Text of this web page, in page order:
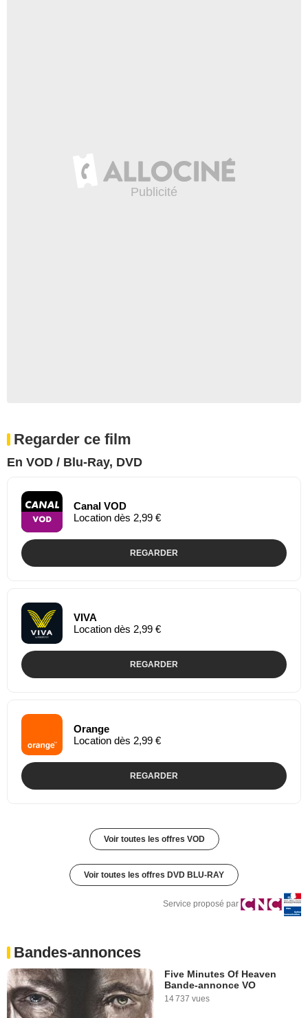
Regarder ce film
En VOD / Blu-Ray, DVD
Canal VOD
Location dès 2,99 €
REGARDER
VIVA
Location dès 2,99 €
REGARDER
Orange
Location dès 2,99 €
REGARDER
Voir toutes les offres VOD
Voir toutes les offres DVD BLU-RAY
Service proposé par
Bandes-annonces
Five Minutes Of Heaven
Bande-annonce VO
14 737 vues